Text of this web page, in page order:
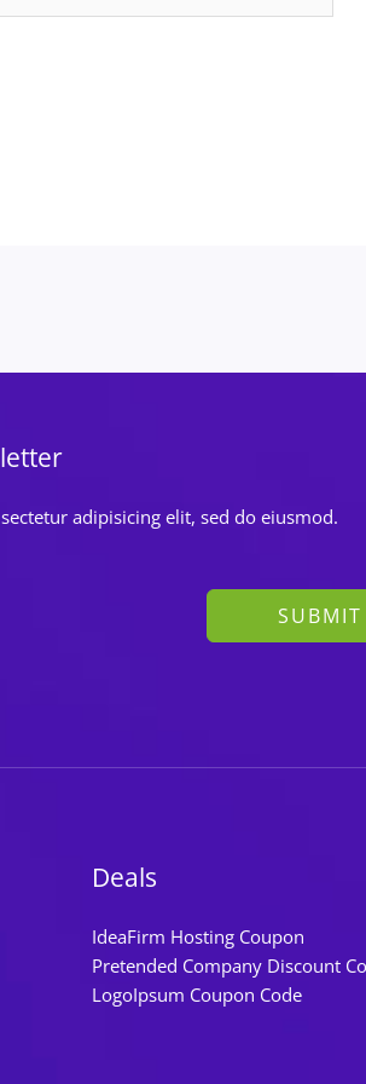
adipisicing elit, sed do eiusmod.
SUBMIT
Deals
IdeaFirm Hosting Coupon
Pretended Company Discount
LogoIpsum Coupon Code